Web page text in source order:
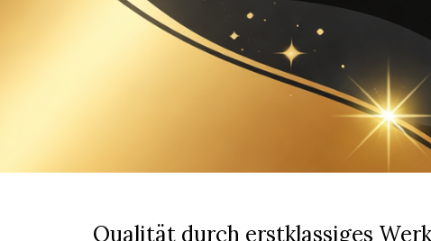
Qualität durch erstklassiges